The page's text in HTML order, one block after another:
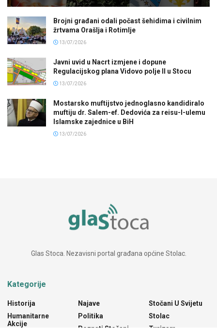
Brojni građani odali počast šehidima i civilnim
žrtvama Orašlja i Rotimlje
13/07/2026
Javni uvid u Nacrt izmjene i dopune
Regulacijskog plana Vidovo polje II u Stocu
13/07/2026
Mostarsko muftijstvo jednoglasno kandidiralo
muftiju dr. Salem-ef. Dedovića za reisu-l-ulemu
Islamske zajednice u BiH
13/07/2026
Glas Stoca. Nezavisni portal građana općine Stolac.
Kategorije
Historija
Humanitarne
Akcije
Najave
Politika
Stočani U Svijetu
Stolac